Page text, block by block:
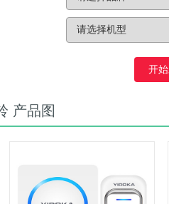
开
产品图